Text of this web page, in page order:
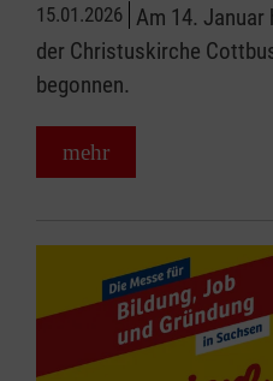
15.01.2026 Am 14. Januar
der Christuskirche
begonnen.
mehr